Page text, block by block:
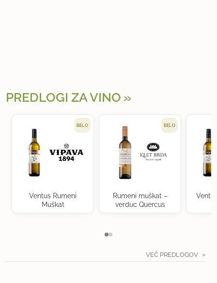
PREDLOGI ZA VINO
BELO
Ventus Rumeni
Muškat
BELO
Rumeni muškat –
verduc Quercus
VEČ PREDLOGOV